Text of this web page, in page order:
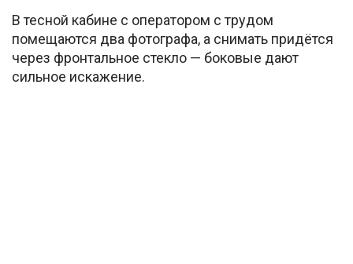
В тесной кабине с оператором с трудом
помещаются два фотографа, а снимать придётся
через фронтальное стекло — боковые дают
сильное искажение.